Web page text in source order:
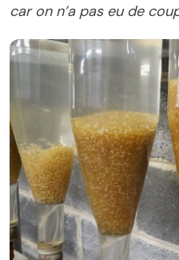
car on n’a pas eu de